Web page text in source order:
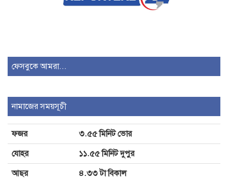
মৃত্যুতে প্রধানমন্ত্রীর শোক
সালাউদ্দিন
সবশেষ মামলায় বিচারপতি খায়রুল হকের
জামিন
ফেসবুকে আমরা...
নামাজের সময়সূচী
ফজর
৩.৫৫ মিনিট ভোর
যোহর
১১.৫৫ মিনিট দুপুর
আছর
৪.৩৩ টা বিকাল